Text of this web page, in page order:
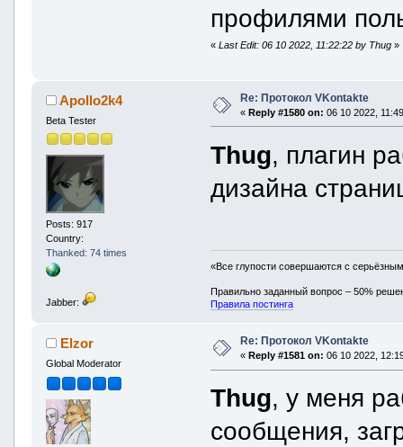
профилями
«Last Edit: 06 10 2022, 11:22:22 by Thug »
Apollo2k4
Beta Tester
Posts: 917
Country:
Thanked: 74 times
Jabber:
Re: Протокол VKontakte
« Reply #1580 on: 06 10 2022,
Thug, плагин
дизайна
«Все глупости совершаются с
Правильно заданный вопрос – 50%
Правила постинга
Elzor
Global Moderator
Re: Протокол VKontakte
« Reply #1581 on: 06 10 2022,
Thug, у меня
сообщения,